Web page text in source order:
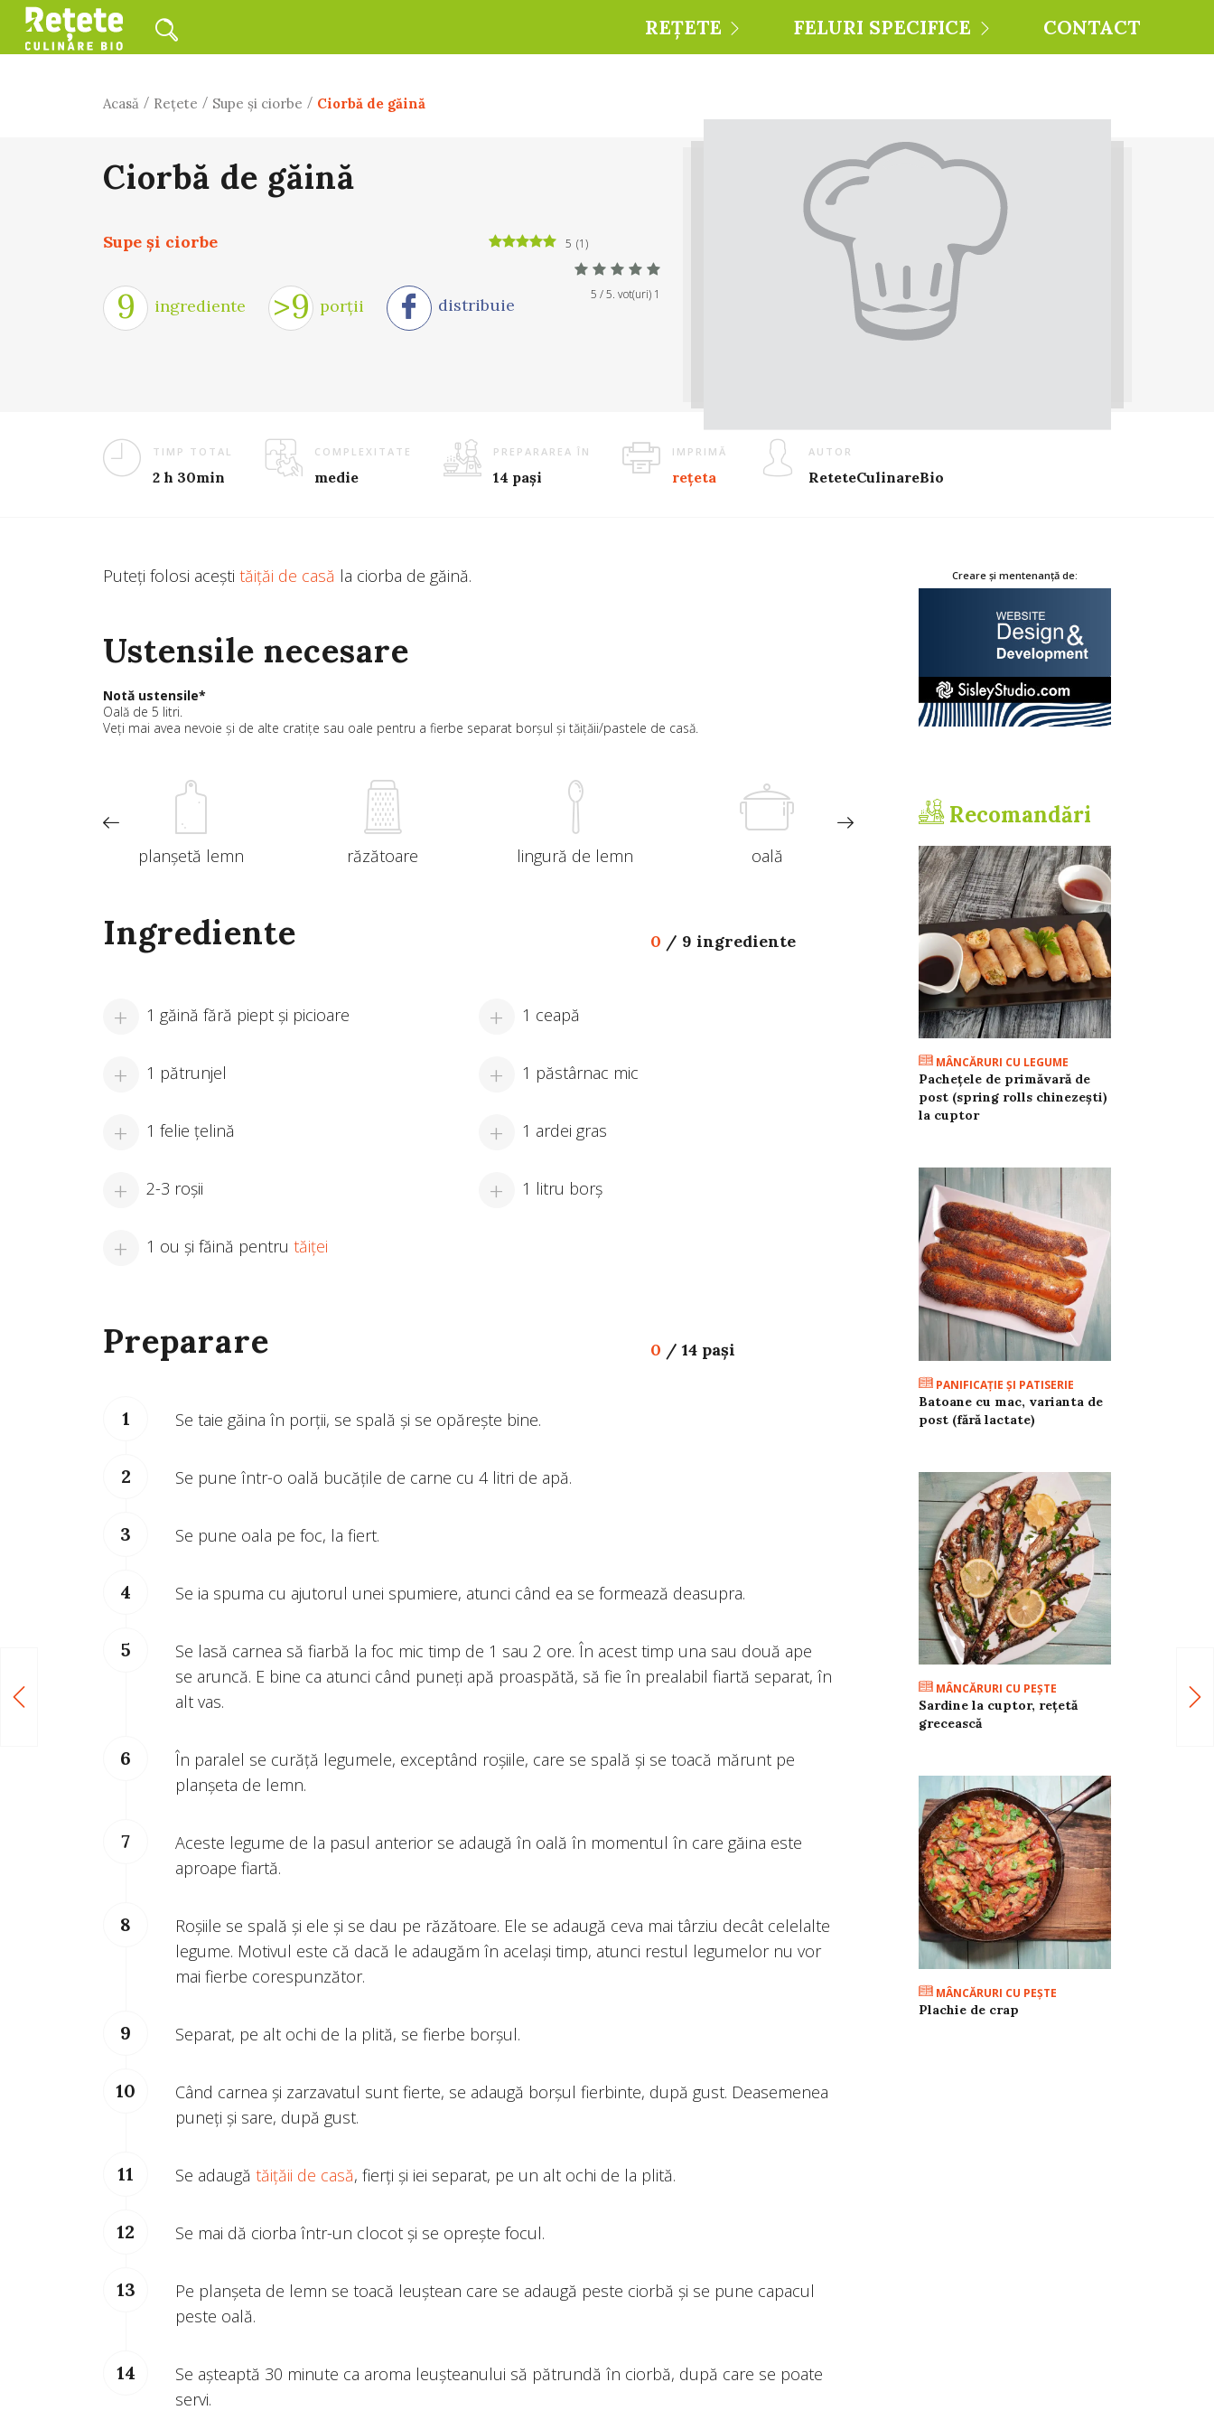
REȚETE FELURI SPECIFICE CONTACT
Acasă / Rețete / Supe şi ciorbe / Ciorbă de găină
Ciorbă de găină
Supe şi ciorbe 5 (1)
5 / 5. vot(uri) 1
9 ingrediente >9 porții distribuie
TIMP TOTAL
2 h 30min
COMPLEXITATE
medie
PREPARAREA ÎN
14 pași
IMPRIMĂ
rețeta
AUTOR
ReteteCulinareBio
Puteți folosi acești tăițăi de casă la ciorba de găină.
Ustensile necesare
Notă ustensile*
Oală de 5 litri.
Veți mai avea nevoie și de alte cratițe sau oale pentru a fierbe separat borșul și tăițăii/pastele de casă.
planșetă lemn răzătoare lingură de lemn oală spumieră
Ingrediente 0 / 9 ingrediente
1 găină fără piept şi picioare 1 ceapă
1 pătrunjel 1 păstârnac mic
1 felie ţelină 1 ardei gras
2-3 roşii 1 litru borş
1 ou şi făină pentru tăiţei
Preparare 0 / 14 pași
Se taie găina în porții, se spală și se opărește bine.
Se pune într-o oală bucățile de carne cu 4 litri de apă.
Se pune oala pe foc, la fiert.
Se ia spuma cu ajutorul unei spumiere, atunci când ea se formează deasupra.
Se lasă carnea să fiarbă la foc mic timp de 1 sau 2 ore. În acest timp una sau două ape
se aruncă. E bine ca atunci când puneți apă proaspătă, să fie în prealabil fiartă separat, în
alt vas.
În paralel se curăță legumele, exceptând roșiile, care se spală și se toacă mărunt pe
planșeta de lemn.
Aceste legume de la pasul anterior se adaugă în oală în momentul în care găina este
aproape fiartă.
Roșiile se spală și ele și se dau pe răzătoare. Ele se adaugă ceva mai târziu decât celelalte
legume. Motivul este că dacă le adaugăm în același timp, atunci restul legumelor nu vor
mai fierbe corespunzător.
Separat, pe alt ochi de la plită, se fierbe borșul.
Când carnea și zarzavatul sunt fierte, se adaugă borșul fierbinte, după gust. Deasemenea
puneți și sare, după gust.
Se adaugă tăițăii de casă, fierți și iei separat, pe un alt ochi de la plită.
Se mai dă ciorba într-un clocot și se oprește focul.
Pe planșeta de lemn se toacă leuștean care se adaugă peste ciorbă și se pune capacul
peste oală.
Se așteaptă 30 minute ca aroma leușteanului să pătrundă în ciorbă, după care se poate
servi.
Creare și mentenanță de:
Recomandări
MÂNCĂRURI CU LEGUME
Pachețele de primăvară de
post (spring rolls chinezești)
la cuptor
PANIFICAŢIE ŞI PATISERIE
Batoane cu mac, varianta de
post (fără lactate)
MÂNCĂRURI CU PEŞTE
Sardine la cuptor, rețetă
grecească
MÂNCĂRURI CU PEŞTE
Plachie de crap